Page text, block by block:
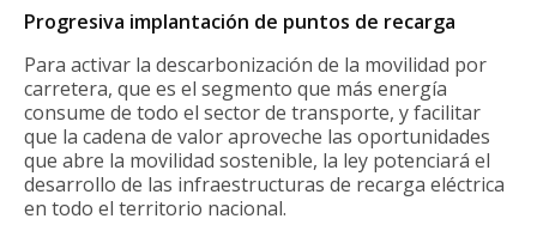
Progresiva implantación de puntos de recarga
Para activar la descarbonización de la movilidad por
carretera, que es el segmento que más energía
consume de todo el sector de transporte, y facilitar
que la cadena de valor aproveche las oportunidades
que abre la movilidad sostenible, la ley potenciará el
desarrollo de las infraestructuras de recarga eléctrica
en todo el territorio nacional.